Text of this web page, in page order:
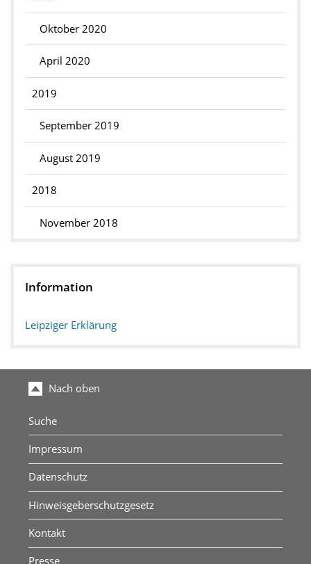
Oktober 2020
April 2020
2019
September 2019
August 2019
2018
November 2018
Information
Leipziger Erklärung
Nach oben
Suche
Impressum
Datenschutz
Hinweisgeberschutzgesetz
Kontakt